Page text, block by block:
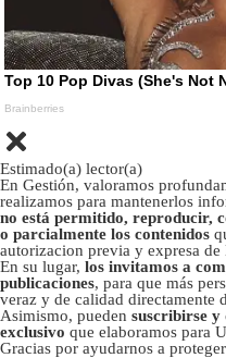
Estimado(a) lector(a)
En Gestión, valoramos
realizamos para mantenerlos
no está permitido, reproducir,
o parcialmente los contenidos
autorizacion previa y expresa
En su lugar, los invitamos a
publicaciones, para que más
veraz y de calidad directamente
Asimismo, pueden suscribirse y
exclusivo que elaboramos para
Gracias por ayudarnos a